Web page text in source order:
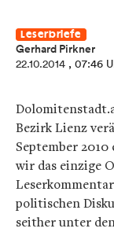
Leserbriefe
Gerhard Pirkner
22.10.2014 , 07:46
Bezirk Lienz
September
wir das einzige
politischen
seither unter